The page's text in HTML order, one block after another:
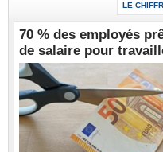
LE
70 % des employés
de salaire pour